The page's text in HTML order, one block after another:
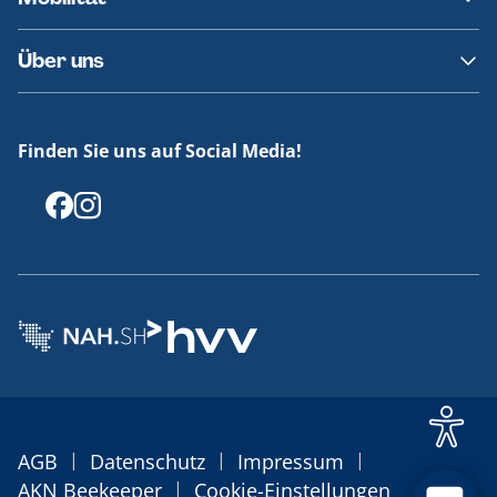
Fundsachen
Häufige Fragen
Barrierefreies Reisen
Erklärung Barrierefreiheit
Über uns
Offenlegungen
Finden Sie uns auf Social Media!
AGB | Datenschutz | Impressum |
AKN Beekeeper | Cookie-Einstellungen